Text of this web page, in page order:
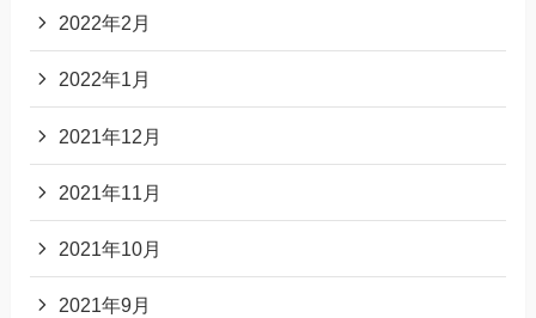
2022年2月
2022年1月
2021年12月
2021年11月
2021年10月
2021年9月